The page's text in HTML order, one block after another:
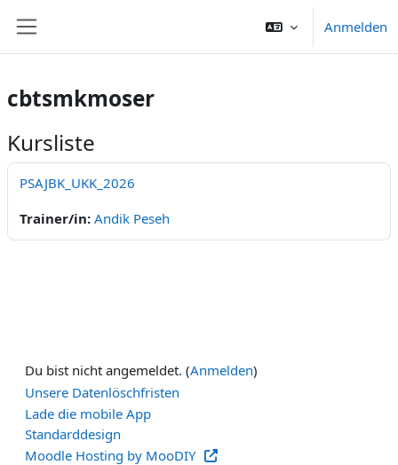
Anmelden
cbtsmkmoser
Kursliste
PSAJBK_UKK_2026
Trainer/in: Andik Peseh
Du bist nicht angemeldet. (Anmelden)
Unsere Datenlöschfristen
Lade die mobile App
Standarddesign
Moodle Hosting by MooDIY